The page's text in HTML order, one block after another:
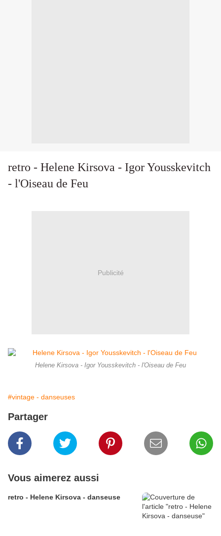
retro - Helene Kirsova - Igor Yousskevitch
- l'Oiseau de Feu
Publicité
Helene Kirsova - Igor Yousskevitch - l'Oiseau de Feu
#vintage - danseuses
Partager
Vous aimerez aussi
retro - Helene Kirsova - danseuse